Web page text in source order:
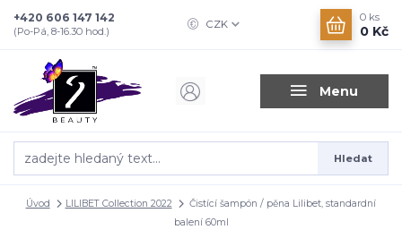
Menu
CZK
Hledat
+420 606 147 142
(Po-Pá, 8-16.30 hod.)
0 ks
0 Kč
Úvod LILIBET Collection 2022
Čistící šampón / pěna Lilibet, standardní
balení 60ml